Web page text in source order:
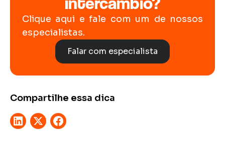
Clique aqui e fale com um de nossos
especialistas.
Falar com especialista
Compartilhe essa dica